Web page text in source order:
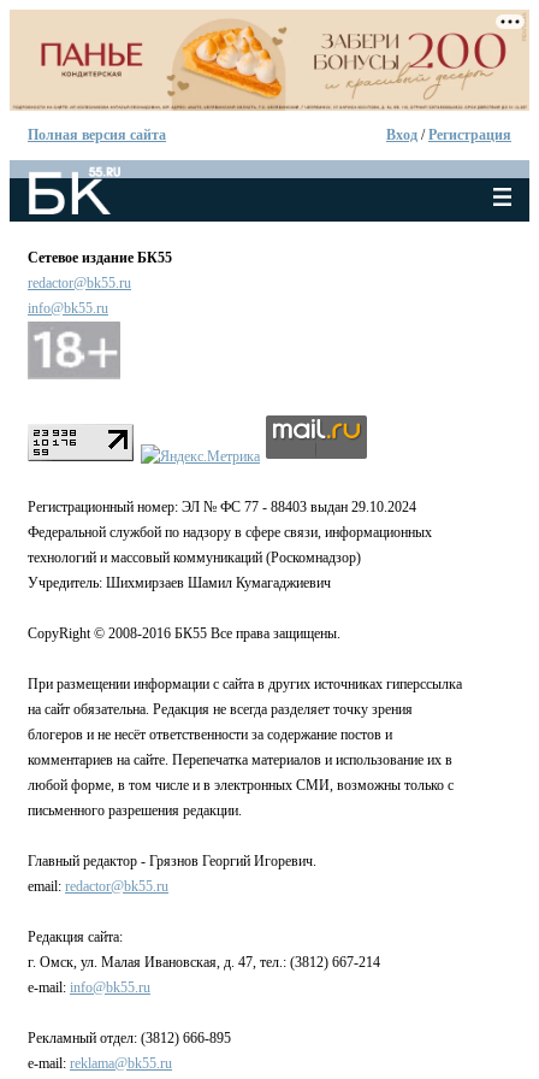
Полная версия сайта Вход /Регистрация
Сетевое издание БК55
redactor@bk55.ru
info@bk55.ru
Регистрационный номер: ЭЛ № ФС 77 - 88403 выдан 29.10.2024
Федеральной службой по надзору в сфере связи, информационных
технологий и массовый коммуникаций (Роскомнадзор)
Учредитель: Шихмирзаев Шамил Кумагаджиевич
CopyRight © 2008-2016 БК55 Все права защищены.
При размещении информации с сайта в других источниках гиперссылка
на сайт обязательна. Редакция не всегда разделяет точку зрения
блогеров и не несёт ответственности за содержание постов и
комментариев на сайте. Перепечатка материалов и использование их в
любой форме, в том числе и в электронных СМИ, возможны только с
письменного разрешения редакции.
Главный редактор - Грязнов Георгий Игоревич.
email: redactor@bk55.ru
Редакция сайта:
г. Омск, ул. Малая Ивановская, д. 47, тел.: (3812) 667-214
e-mail: info@bk55.ru
Рекламный отдел: (3812) 666-895
e-mail: reklama@bk55.ru